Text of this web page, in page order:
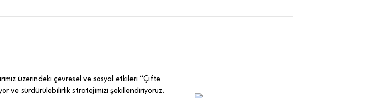
üzerindeki çevresel ve sosyal etkileri “Çifte
ve sürdürülebilirlik stratejimizi şekillendiriyoruz.